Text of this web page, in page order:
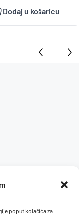
poput kolačića za
Dodaj u košaricu